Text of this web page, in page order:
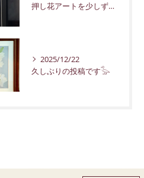
押し花アートを少しずつ紹介していきます。
2025/12/22
久しぶりの投稿です𓅭